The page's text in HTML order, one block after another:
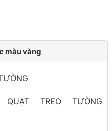
màu vàng
QUẠT TREO TƯỜNG